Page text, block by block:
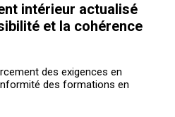
intérieur actualisé
et la cohérence
des exigences en
des formations en